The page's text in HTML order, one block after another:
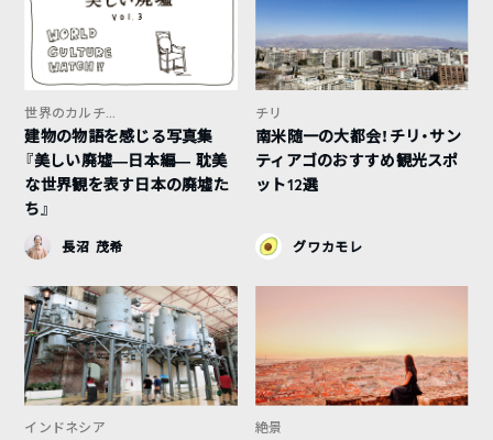
世界のカルチ...
建物の物語を感じる写真集
『美しい廃墟—日本編— 耽美
な世界観を表す日本の廃墟た
ち』
長沼 茂希
チリ
南米随一の大都会！チリ・サン
ティアゴのおすすめ観光スポ
ット12選
グワカモレ
インドネシア 絶景